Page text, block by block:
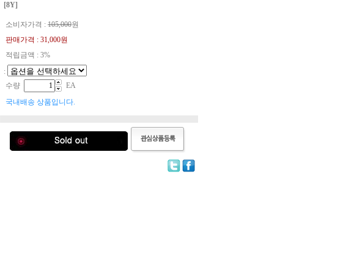
[8Y]
소비자가격 : 105,000원
판매가격 : 31,000원
적립금액 : 3%
:
수량
EA
국내배송 상품입니다.